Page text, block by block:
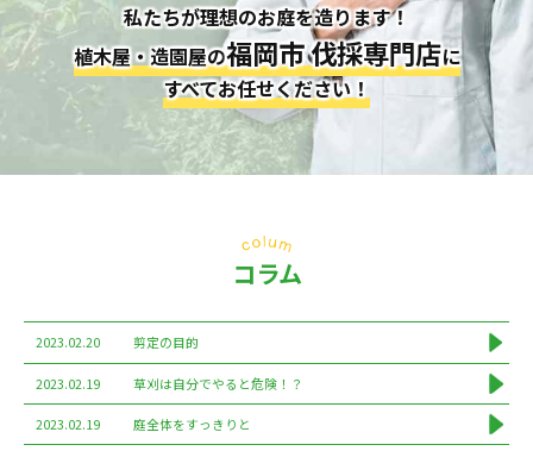
私たちが理想のお庭を造ります！
植木屋・造園屋の福岡市 伐採専門店に
すべてお任せください！
コラム
2023.02.20 剪定の目的
2023.02.19 草刈は自分でやると危険！？
2023.02.19 庭全体をすっきりと